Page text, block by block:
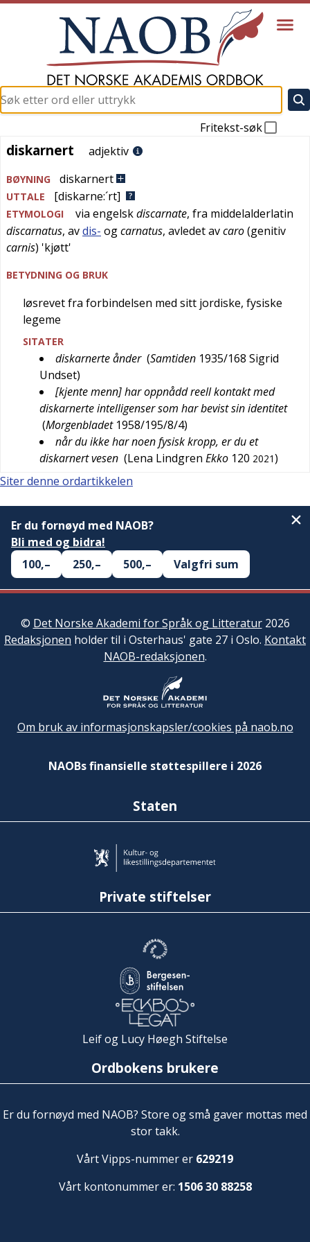
Fritekst-søk
diskarnert
diskarnert adjektiv
BØYNING diskarnert
UTTALE [diskarne:´rt]
ETYMOLOGI via engelskdiscarnate, fra middelalderlatin
discarnatus, avdis- ogcarnatus, avledet avcaro(genitiv
carnis) 'kjøtt'
BETYDNING OG BRUK
løsrevet fra forbindelsen med sitt jordiske, fysiske
legeme
SITATER
diskarnerte ånder (Samtiden 1935/168 Sigrid
Undset)
[kjente menn] har oppnådd reell kontakt med
diskarnerte intelligenser som har bevist sin identitet
(Morgenbladet 1958/195/8/4)
når du ikke har noen fysisk kropp, er du et
diskarnert vesen (Lena Lindgren Ekko 120 2021)
Siter denne ordartikkelen
Er du fornøyd med NAOB?
Bli med og bidra!
100,–
250,– 500,– Valgfri sum
© Det Norske Akademi for Språk og Litteratur2026
Redaksjonen holder til i Osterhaus' gate 27 i Oslo. Kontakt
NAOB-redaksjonen.
Om bruk av informasjonskapsler/cookies på naob.no
NAOBs finansielle støttespillere i 2026
Staten
Private stiftelser
Leif og Lucy Høegh Stiftelse
Ordbokens brukere
Er du fornøyd med NAOB? Store og små gaver mottas med
stor takk.
Vårt Vipps-nummer er 629219
Vårt kontonummer er: 1506 30 88258